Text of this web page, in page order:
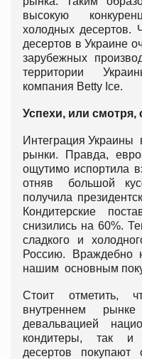
высокую
холодных десертов.
десертов в Украине
зарубежных
территории
компания Betty Ice.
Успехи, или
Интеграция
рынки. Правда,
ощутимо испортила
отняв большой
получила
Кондитерские
снизились на 60%.
сладкого и
Россию. Враждебно
нашим основным
Стоит отметить,
внутреннем
девальвацией
кондитеры, так и
десертов